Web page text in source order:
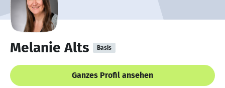
Melanie Alts Basis
Ganzes Profil ansehen